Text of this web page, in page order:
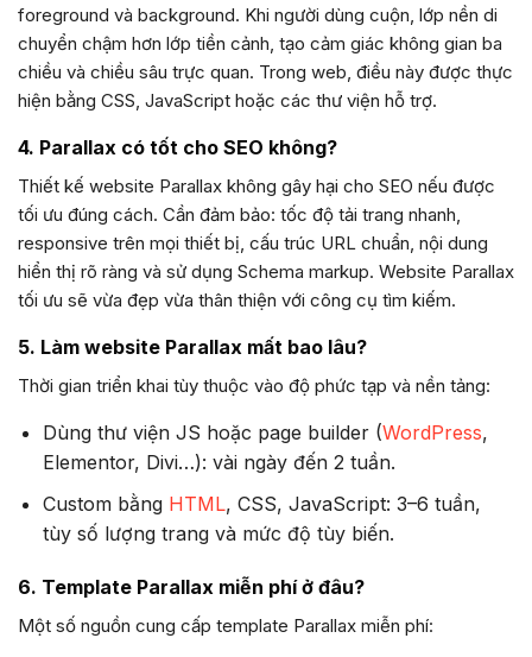
foreground và background. Khi người dùng cuộn, lớp nền di
chuyển chậm hơn lớp tiền cảnh, tạo cảm giác không gian ba
chiều và chiều sâu trực quan. Trong web, điều này được thực
hiện bằng CSS, JavaScript hoặc các thư viện hỗ trợ.
4. Parallax có tốt cho SEO không?
Thiết kế website Parallax không gây hại cho SEO nếu được
tối ưu đúng cách. Cần đảm bảo: tốc độ tải trang nhanh,
responsive trên mọi thiết bị, cấu trúc URL chuẩn, nội dung
hiển thị rõ ràng và sử dụng Schema markup. Website Parallax
tối ưu sẽ vừa đẹp vừa thân thiện với công cụ tìm kiếm.
5. Làm website Parallax mất bao lâu?
Thời gian triển khai tùy thuộc vào độ phức tạp và nền tảng:
Dùng thư viện JS hoặc page builder (WordPress,
Elementor, Divi…): vài ngày đến 2 tuần.
Custom bằng HTML, CSS, JavaScript: 3–6 tuần,
tùy số lượng trang và mức độ tùy biến.
6. Template Parallax miễn phí ở đâu?
Một số nguồn cung cấp template Parallax miễn phí: